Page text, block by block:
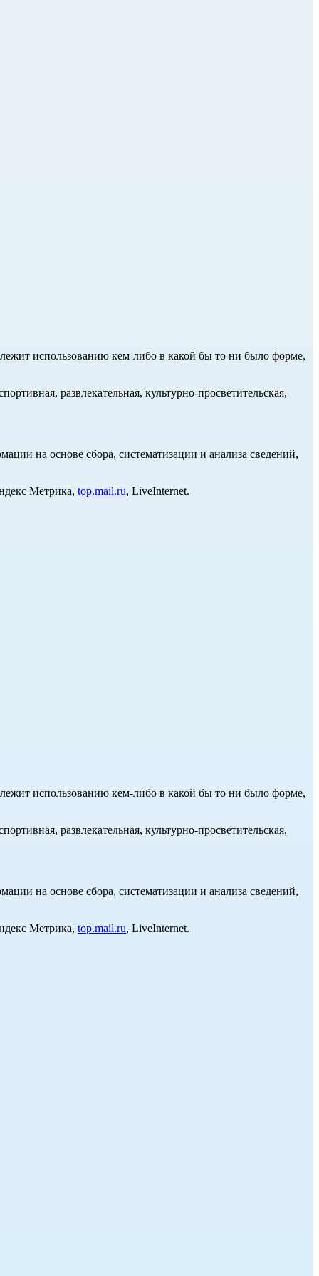
использованию кем-либо в какой бы то ни было форме,
развлекательная, культурно-просветительская,
на основе сбора, систематизации и анализа сведений,
Метрика, top.mail.ru, LiveInternet.
использованию кем-либо в какой бы то ни было форме,
развлекательная, культурно-просветительская,
на основе сбора, систематизации и анализа сведений,
Метрика, top.mail.ru, LiveInternet.